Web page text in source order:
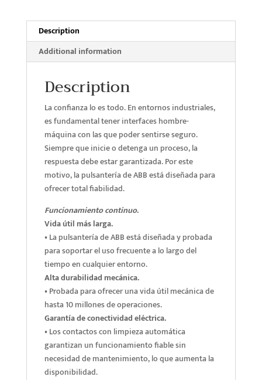
Description
Additional information
Description
La confianza lo es todo. En entornos industriales,
es fundamental tener interfaces hombre-
máquina con las que poder sentirse seguro.
Siempre que inicie o detenga un proceso, la
respuesta debe estar garantizada. Por este
motivo, la pulsantería de ABB está diseñada para
ofrecer total fiabilidad.
Funcionamiento continuo.
Vida útil más larga.
• La pulsantería de ABB está diseñada y probada
para soportar el uso frecuente a lo largo del
tiempo en cualquier entorno.
Alta durabilidad mecánica.
• Probada para ofrecer una vida útil mecánica de
hasta 10 millones de operaciones.
Garantía de conectividad eléctrica.
• Los contactos con limpieza automática
garantizan un funcionamiento fiable sin
necesidad de mantenimiento, lo que aumenta la
disponibilidad.